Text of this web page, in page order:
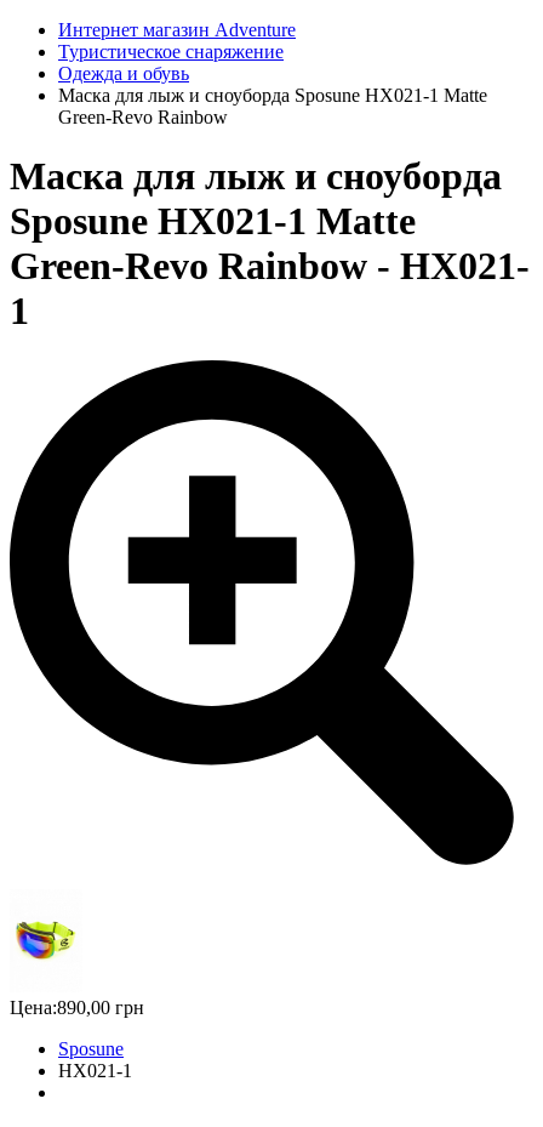
Интернет магазин Adventure
Туристическое снаряжение
Одежда и обувь
Маска для лыж и сноуборда Sposune HX021-1 Matte
Green-Revo Rainbow
Маска для лыж и сноуборда
Sposune HX021-1 Matte
Green-Revo Rainbow - HX021-
1
Цена:890,00 грн
Sposune
HX021-1